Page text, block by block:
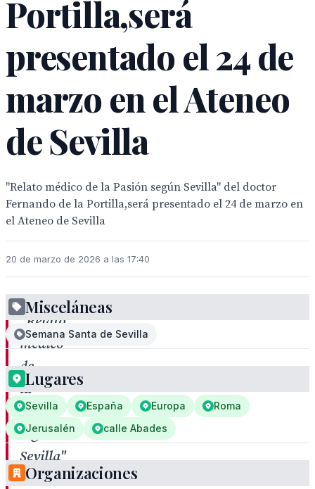
Portilla,será
presentado el 24 de
marzo en el Ateneo
de Sevilla
"Relato médico de la Pasión según Sevilla" del doctor
Fernando de la Portilla,será presentado el 24 de marzo en
el Ateneo de Sevilla
20 de marzo de 2026 a las 17:40
"Relato
médico
de
la
Pasión
según
Sevilla"
del
Misceláneas
Semana Santa de Sevilla
Lugares
Sevilla España Europa
Roma
Jerusalén
calle Abades
Organizaciones